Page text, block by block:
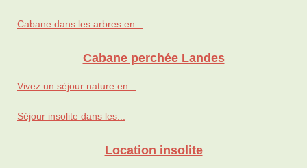
Cabane dans les arbres en...
Cabane perchée Landes
Vivez un séjour nature en...
Séjour insolite dans les...
Location insolite